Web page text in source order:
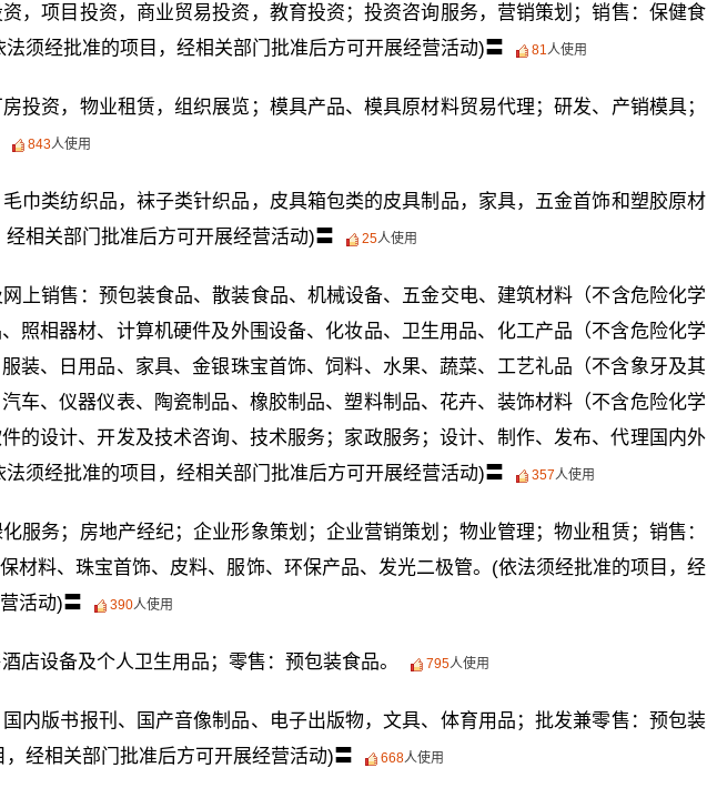
，项目投资，商业贸易投资，教育投资；投资咨询服务，营销策划；销售：保健食
须经批准的项目，经相关部门批准后方可开展经营活动)〓
81人使用
投资，物业租赁，组织展览；模具产品、模具原材料贸易代理；研发、产销模具；
843人使用
巾类纺织品，袜子类针织品，皮具箱包类的皮具制品，家具，五金首饰和塑胶原材
相关部门批准后方可开展经营活动)〓
25人使用
上销售：预包装食品、散装食品、机械设备、五金交电、建筑材料（不含危险化学
照相器材、计算机硬件及外围设备、化妆品、卫生用品、化工产品（不含危险化学
装、日用品、家具、金银珠宝首饰、饲料、水果、蔬菜、工艺礼品（不含象牙及其
车、仪器仪表、陶瓷制品、橡胶制品、塑料制品、花卉、装饰材料（不含危险化学
的设计、开发及技术咨询、技术服务；家政服务；设计、制作、发布、代理国内外
须经批准的项目，经相关部门批准后方可开展经营活动)〓
357人使用
服务；房地产经纪；企业形象策划；企业营销策划；物业管理；物业租赁；销售：
材料、珠宝首饰、皮料、服饰、环保产品、发光二极管。(依法须经批准的项目，经
活动)〓
390人使用
店设备及个人卫生用品；零售：预包装食品。 795人使用
内版书报刊、国产音像制品、电子出版物，文具、体育用品；批发兼零售：预包装
经相关部门批准后方可开展经营活动)〓
668人使用